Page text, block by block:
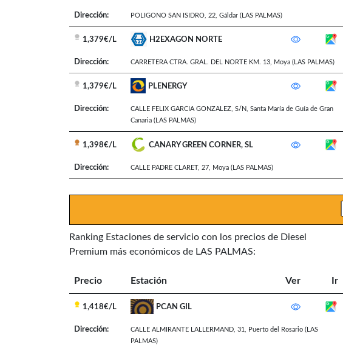
Dirección: POLIGONO SAN ISIDRO, 22 Gáldar (LAS PALMAS)
1,379€/L H2EXAGON NORTE
Dirección: CARRETERA CTRA. GRAL. DEL NORTE KM. 13 Moya (LAS PALMAS)
1,379€/L PLENERGY
Dirección: CALLE FELIX GARCIA GONZALEZ, S/N
Santa María de Guía de Gran
Canaria (LAS PALMAS)
1,398€/L CANARY GREEN CORNER, SL
Dirección: CALLE PADRE CLARET, 27 Moya (LAS PALMAS)
Ranking Estaciones de servicio con los precios de Diesel
Premium más económicos de LAS PALMAS:
Precio Estación Ver Ir
1,418€/L PCAN GIL
Dirección: CALLE ALMIRANTE LALLERMAND, 31 Puerto del Rosario (LAS
PALMAS)